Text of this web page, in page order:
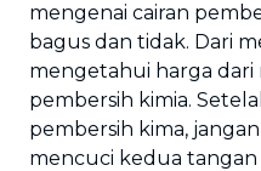
mengenai cairan
bagus dan tidak. Dari
mengetahui harga dari
pembersih kimia.
pembersih kima,
mencuci kedua tangan